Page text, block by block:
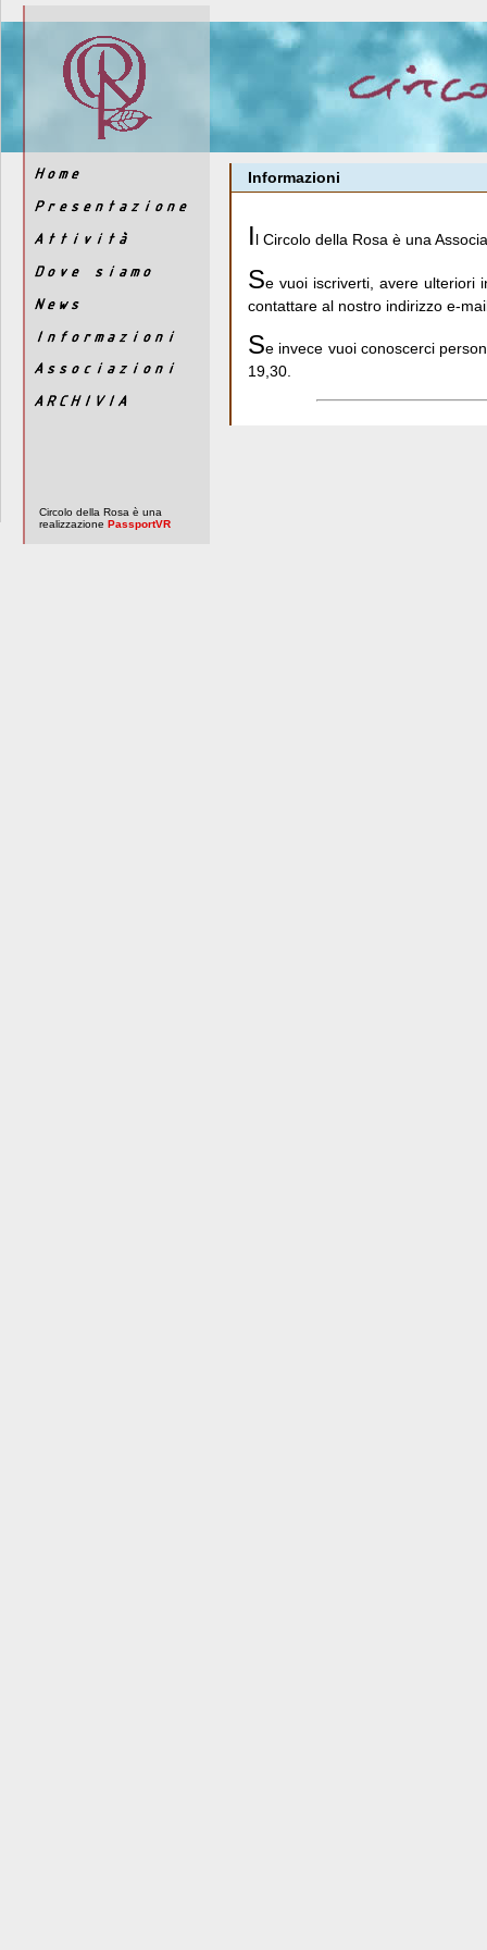
Circolo della Rosa è una
realizzazione PassportVR
Informazioni
Il Circolo della Rosa è una
Se vuoi iscriverti, avere ulteriori
contattare al nostro indirizzo e-
Se invece vuoi conoscerci
19,30.